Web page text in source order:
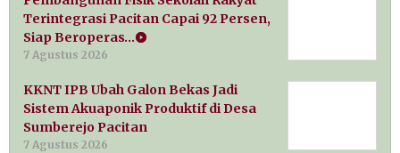
Terintegrasi Pacitan Capai 92 Persen,
Siap Beroperas…
7 Agustus 2026
KKNT IPB Ubah Galon Bekas Jadi
Sistem Akuaponik Produktif di Desa
Sumberejo Pacitan
7 Agustus 2026